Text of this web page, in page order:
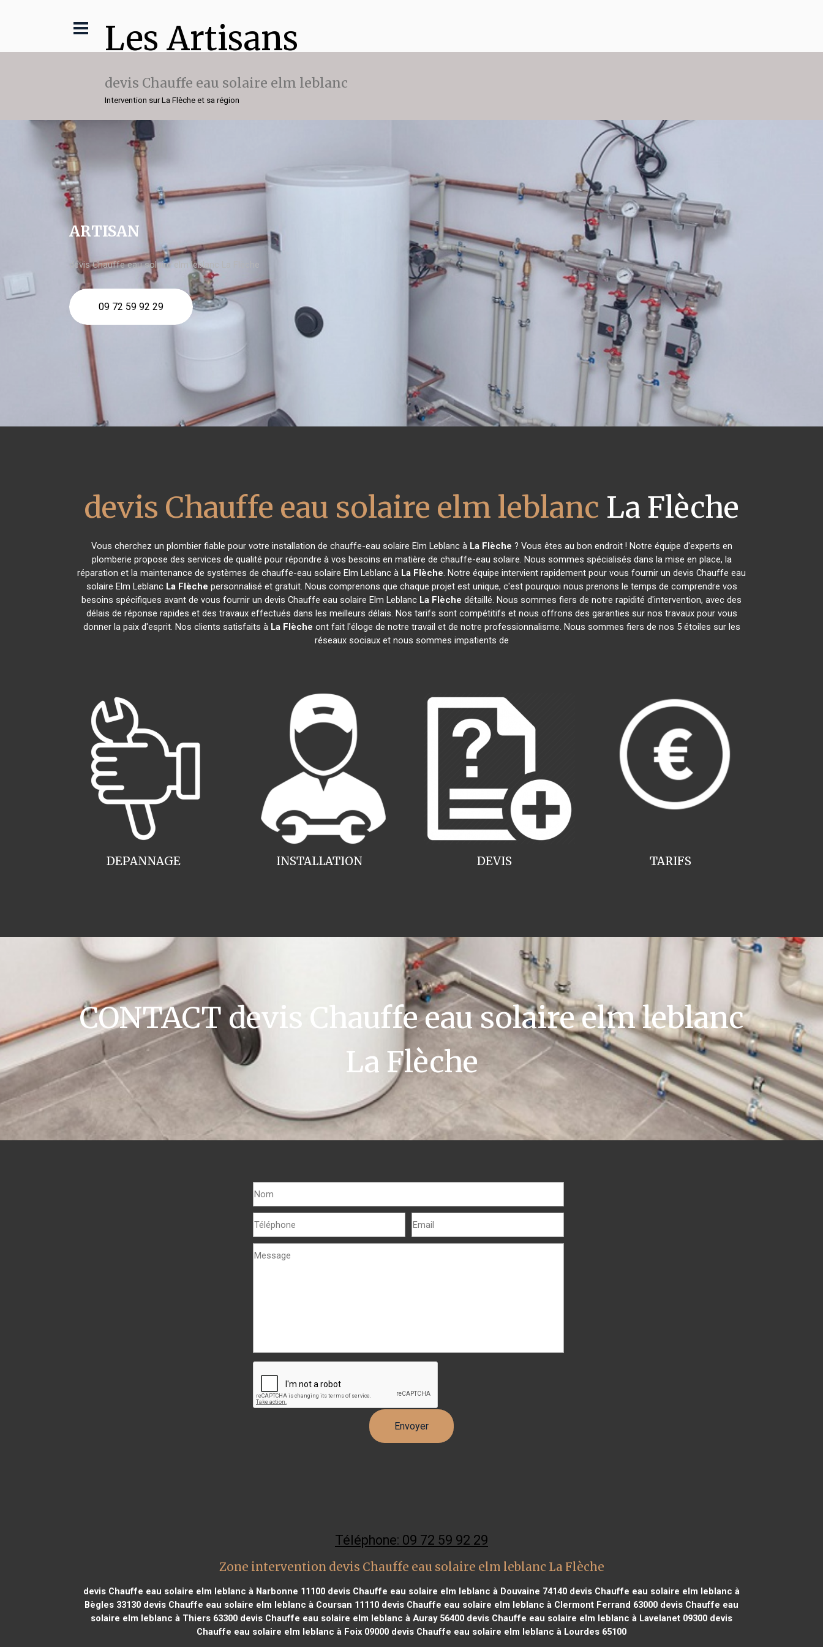
Les Artisans
devis Chauffe eau solaire elm leblanc
Intervention sur La Flèche et sa région
ARTISAN
devis Chauffe eau solaire elm leblanc La Flèche
09 72 59 92 29
devis Chauffe eau solaire elm leblanc La Flèche
Vous cherchez un plombier fiable pour votre installation de chauffe-eau solaire Elm Leblanc à La Flèche ? Vous êtes au bon endroit ! Notre équipe d'experts en
plomberie propose des services de qualité pour répondre à vos besoins en matière de chauffe-eau solaire. Nous sommes spécialisés dans la mise en place, la
réparation et la maintenance de systèmes de chauffe-eau solaire Elm Leblanc à La Flèche. Notre équipe intervient rapidement pour vous fournir un devis Chauffe eau
solaire Elm Leblanc La Flèche personnalisé et gratuit. Nous comprenons que chaque projet est unique, c'est pourquoi nous prenons le temps de comprendre vos
besoins spécifiques avant de vous fournir un devis Chauffe eau solaire Elm Leblanc La Flèche détaillé. Nous sommes fiers de notre rapidité d'intervention, avec des
délais de réponse rapides et des travaux effectués dans les meilleurs délais. Nos tarifs sont compétitifs et nous offrons des garanties sur nos travaux pour vous
donner la paix d'esprit. Nos clients satisfaits à La Flèche ont fait l'éloge de notre travail et de notre professionnalisme. Nous sommes fiers de nos 5 étoiles sur les
réseaux sociaux et nous sommes impatients de
INSTALLATION
DEPANNAGE TARIFS
DEVIS
CONTACT devis Chauffe eau solaire elm leblanc
La Flèche
Téléphone: 09 72 59 92 29
Zone intervention devis Chauffe eau solaire elm leblanc La Flèche
devis Chauffe eau solaire elm leblanc à Narbonne 11100 devis Chauffe eau solaire elm leblanc à Douvaine 74140 devis Chauffe eau solaire elm leblanc à
Bègles 33130 devis Chauffe eau solaire elm leblanc à Coursan 11110 devis Chauffe eau solaire elm leblanc à Clermont Ferrand 63000 devis Chauffe eau
solaire elm leblanc à Thiers 63300 devis Chauffe eau solaire elm leblanc à Auray 56400 devis Chauffe eau solaire elm leblanc à Lavelanet 09300 devis
Chauffe eau solaire elm leblanc à Foix 09000 devis Chauffe eau solaire elm leblanc à Lourdes 65100